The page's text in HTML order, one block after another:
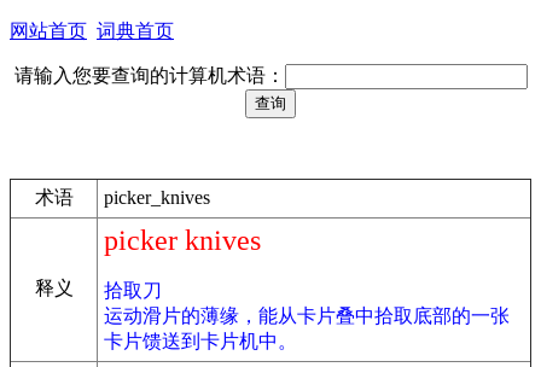
网站首页 词典首页
请输入您要查询的计算机术语：
术语 picker_knives
释义
picker knives
拾取刀
运动滑片的薄缘，能从卡片叠中拾取底部的一张
卡片馈送到卡片机中。